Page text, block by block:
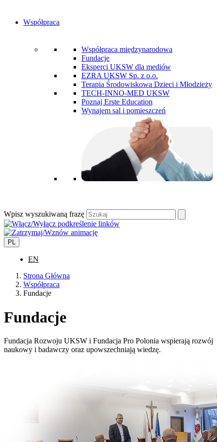
Współpraca
Współpraca międzynarodowa
Fundacje
Eksperci UKSW dla mediów
EZRA UKSW Sp. z o.o.
Terapia Środowiskowa Dzieci i Młodzieży
TECH-INNO-MED UKSW
Poznaj Erste Education
Wynajem sal i pomieszczeń
Wpisz wyszukiwaną frazę
PL
EN
Strona Główna
Współpraca
Fundacje
Fundacje
Fundacja Rozwoju UKSW i Fundacja Pro Polonia wspierają rozwój
naukowy i badawczy oraz upowszechniają wiedzę.